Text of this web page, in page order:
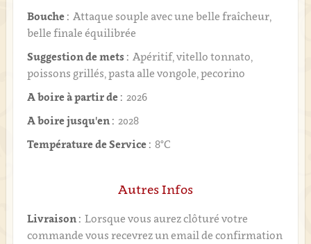
Bouche : Attaque souple avec une belle fraîcheur,
belle finale équilibrée
Suggestion de mets : Apéritif, vitello tonnato,
poissons grillés, pasta alle vongole, pecorino
A boire à partir de : 2026
A boire jusqu'en : 2028
Température de Service : 8°C
Autres Infos
Livraison : Lorsque vous aurez clôturé votre
commande vous recevrez un email de confirmation